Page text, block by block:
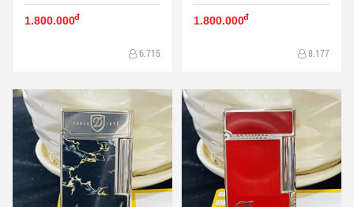
Tử Hộ Vệ | Tuyệt tác men
nghệ thuật Pháp - Mã SP:
1.800.000đ
6.715
Song Hỏa Vận Khí | Tuyệt
tác men nghệ thuật Pháp -
1.800.000đ
8.177